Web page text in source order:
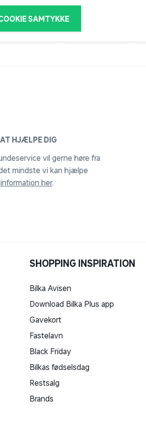
SAMTYKKE
HJÆLPE DIG
vil gerne høre fra
mindste vi kan hjælpe
her.
SHOPPING INSPIRATION
Bilka Avisen
Download Bilka Plus app
Gavekort
Fastelavn
Black Friday
Bilkas fødselsdag
Restsalg
Brands